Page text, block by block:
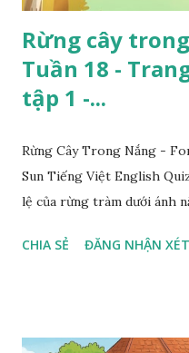
Rừng cây
Tuần 18 -
tập 1 -...
Rừng Cây Trong Nắng -
Sun Tiếng Việt English
lệ của rừng tràm dưới ánh
CHIA SẺ ĐĂNG NHẬN XÉT